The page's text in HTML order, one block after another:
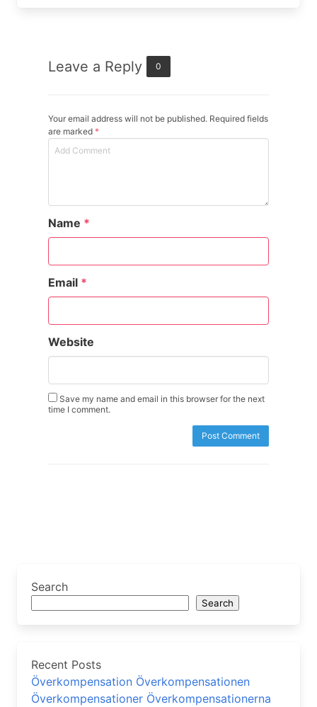
Leave a Reply 0
Your email address will not be published. Required fields
are marked *
Name *
Email *
Website
Save my name and email in this browser for the next
time I comment.
Search
Search
Recent Posts
Överkompensation Överkompensationen
Överkompensationer Överkompensationerna